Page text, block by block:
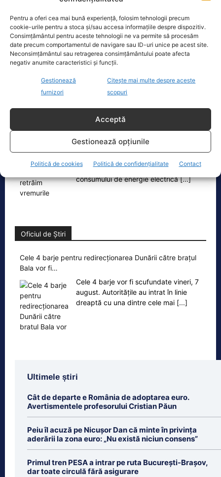
Pentru a oferi cea mai bună experiență, folosim tehnologii precum
cookie-urile pentru a stoca și/sau accesa informațiile despre dispozitiv.
Consimțământul pentru aceste tehnologii ne va permite să procesăm
date precum comportamentul de navigare sau ID-uri unice pe acest site.
Neconsimțământul sau retragerea consimțământului poate afecta
negativ anumite caracteristici și funcții.
Gestionează
furnizori
Citește mai multe despre aceste
scopuri
Acceptă
Gestionează opțiunile
Politică de cookies Politică de confidențialitate Contact
Dronă doborâtă de un avion F‑16 în zona
Padina Buzău -…
O dronă a fost doborâtă vineri dimineață de un avion
F‑16 al Forțelor Aeriene Române, în zona Padina, în
județul
[...]
Cristoiu: Cu Bolojan am ajuns să retrăim
vremurile comunismului; probabil, în…
Invitat la Marius Tucă Show, Ion
de Ilie Bolojan privind reducerea
consumului de energie electrică[...]
Oficiul de Știri
Cele 4 barje pentru redirecționarea Dunării către brațul
Bala vor fi…
Cele 4 barje vor fi scufundate vineri, 7
august. Autoritățile au intrat în linie
dreaptă cu una dintre cele mai [...]
Ultimele știri
Cât de departe e România de adoptarea euro.
Avertismentele profesorului Cristian Păun
Peiu îl acuză pe Nicușor Dan că minte în privința
aderării la zona euro: „Nu există niciun consens”
Primul tren PESA a intrar pe ruta București-Brașov,
dar toate circulă fără asigurare